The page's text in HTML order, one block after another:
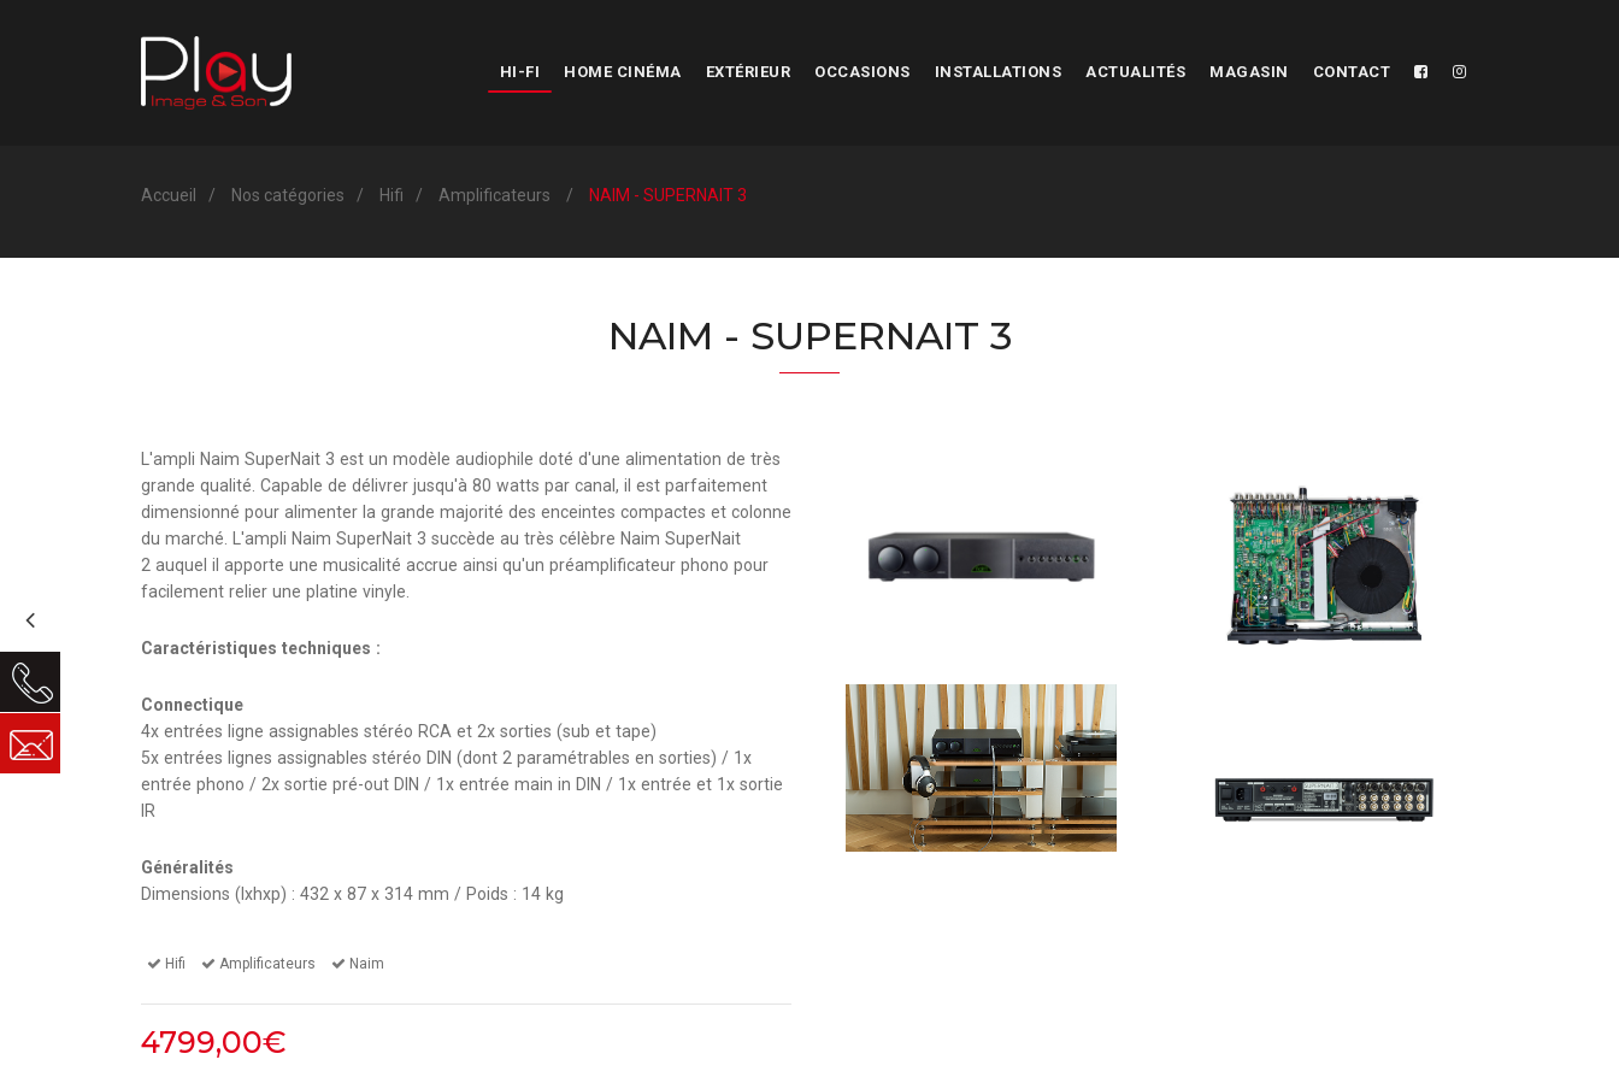
HI-FI HOME CINÉMA EXTÉRIEUR OCCASIONS INSTALLATIONS ACTUALITÉS MAGASIN CONTACT
Accueil Nos catégories Hifi Amplificateurs NAIM - SUPERNAIT 3
NAIM - SUPERNAIT 3
L'ampli Naim SuperNait 3 est un modèle audiophile doté d'une alimentation de très
grande qualité. Capable de délivrer jusqu'à 80 watts par canal, il est parfaitement
dimensionné pour alimenter la grande majorité des enceintes compactes et colonne
du marché. L'ampli Naim SuperNait 3 succède au très célèbre Naim SuperNait
2 auquel il apporte une musicalité accrue ainsi qu'un préamplificateur phono pour
facilement relier une platine vinyle.
Caractéristiques techniques :
Connectique
4x entrées ligne assignables stéréo RCA et 2x sorties (sub et tape)
5x entrées lignes assignables stéréo DIN (dont 2 paramétrables en sorties) / 1x
entrée phono / 2x sortie pré-out DIN / 1x entrée main in DIN / 1x entrée et 1x sortie
IR
Généralités
Dimensions (lxhxp) : 432 x 87 x 314 mm / Poids : 14 kg
Hifi Amplificateurs Naim
4799,00€